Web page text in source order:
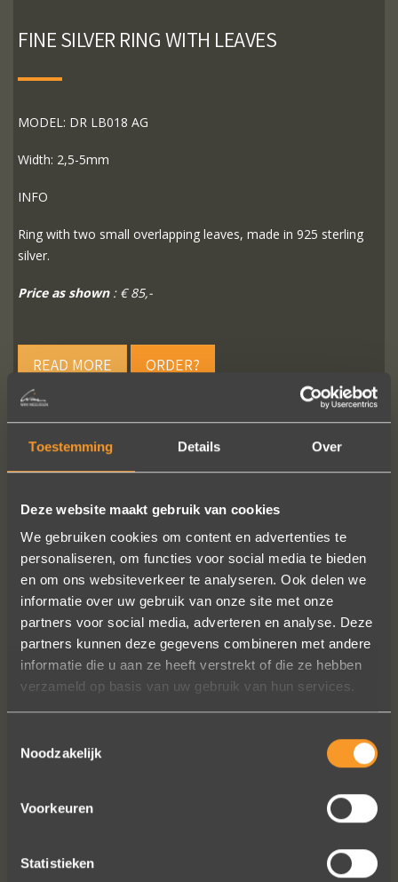
Toestemming Details Over
Deze website maakt gebruik van cookies
We gebruiken cookies om content en advertenties te
personaliseren, om functies voor social media te bieden
en om ons websiteverkeer te analyseren. Ook delen we
informatie over uw gebruik van onze site met onze
partners voor social media, adverteren en analyse. Deze
partners kunnen deze gegevens combineren met andere
informatie die u aan ze heeft verstrekt of die ze hebben
verzameld op basis van uw gebruik van hun services.
Noodzakelijk
Voorkeuren
Statistieken
FINE SILVER RING WITH LEAVES
MODEL: DR LB018 AG
Width: 2,5-5mm
INFO
Ring with two small overlapping leaves, made in 925 sterling
silver.
Price as shown: € 85,-
READ MORE ORDER?
FOLLOW US ON SOCIAL MEDIA
Wat een prachtige ervaring ! Heel
professioneel team, persoonlijk en
warm onthaal, verzorgde service,
punctueel in het uitvoeren van de
bestelling, permanent contact per
ringen (we wonen in het buitenland).